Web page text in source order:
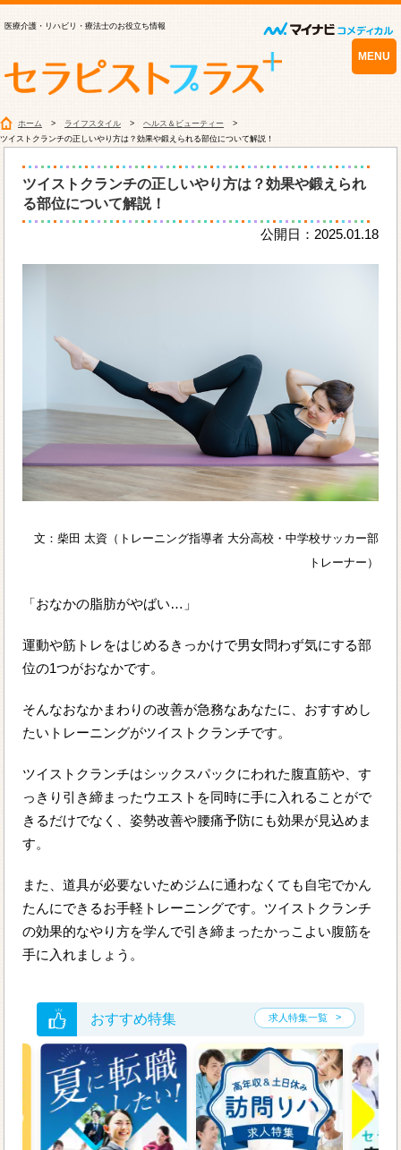
医療介護・リハビリ・療法士のお役立ち情報
MENU
ホーム ライフスタイル
ヘルス＆ビューティー
ツイストクランチの正しいやり方は？効果や鍛えられる部位について解説！
ツイストクランチの正しいやり方は？効果や鍛えられ
る部位について解説！
公開日：2025.01.18
文：柴田 太資（トレーニング指導者 大分高校・中学校サッカー部
トレーナー）
「おなかの脂肪がやばい…」
運動や筋トレをはじめるきっかけで男女問わず気にする部
位の1つがおなかです。
そんなおなかまわりの改善が急務なあなたに、おすすめし
たいトレーニングがツイストクランチです。
ツイストクランチはシックスパックにわれた腹直筋や、す
っきり引き締まったウエストを同時に手に入れることがで
きるだけでなく、姿勢改善や腰痛予防にも効果が見込めま
す。
また、道具が必要ないためジムに通わなくても自宅でかん
たんにできるお手軽トレーニングです。ツイストクランチ
の効果的なやり方を学んで引き締まったかっこよい腹筋を
手に入れましょう。
おすすめ特集 求人特集一覧